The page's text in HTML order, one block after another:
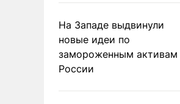
На Западе выдвинули
новые идеи по
замороженным активам
России